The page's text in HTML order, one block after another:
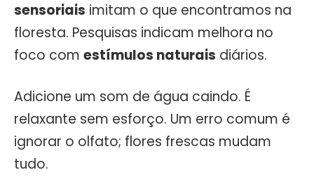
sensoriais imitam o que encontramos na
floresta. Pesquisas indicam melhora no
foco com estímulos naturais diários.
Adicione um som de água caindo. É
relaxante sem esforço. Um erro comum é
ignorar o olfato; flores frescas mudam
tudo.